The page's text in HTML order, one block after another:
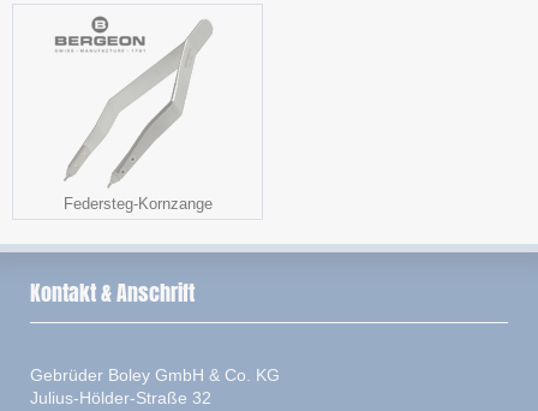
Federsteg-Kornzange
Kontakt & Anschrift
Gebrüder Boley GmbH & Co. KG
Julius-Hölder-Straße 32